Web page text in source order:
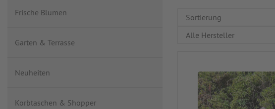
Frische Blumen
Garten & Terrasse
Neuheiten
Korbtaschen & Shopper